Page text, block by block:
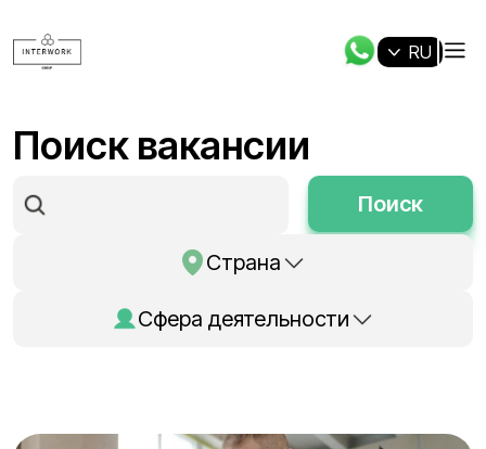
RU
Поиск вакансии
Страна
Сфера деятельности
Поиск